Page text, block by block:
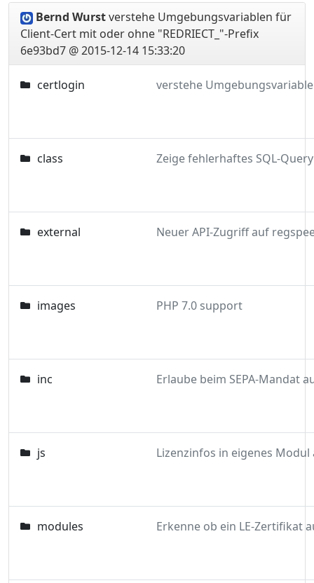
Bernd Wurstverstehe Umgebungsvariablen für
Client-Cert mit oder ohne "REDRIECT_"-Prefix
6e93bd7 @ 2015-12-14 15:33:20
certlogin
class
external
images PHP 7.0 support
inc
js
modules